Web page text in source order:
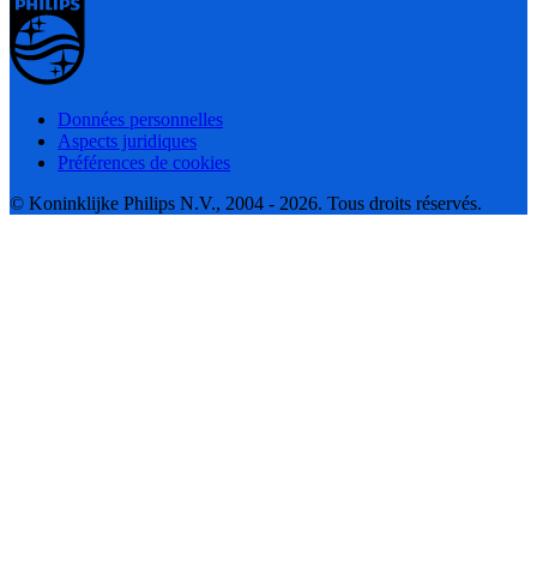
Données personnelles
Aspects juridiques
Préférences de cookies
© Koninklijke Philips N.V., 2004 - 2026. Tous droits réservés.